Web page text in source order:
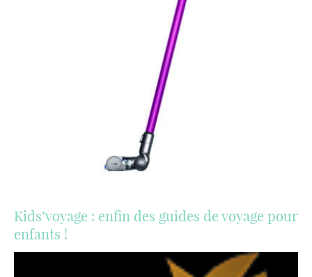
Kids’voyage : enfin des guides de voyage pour
enfants !